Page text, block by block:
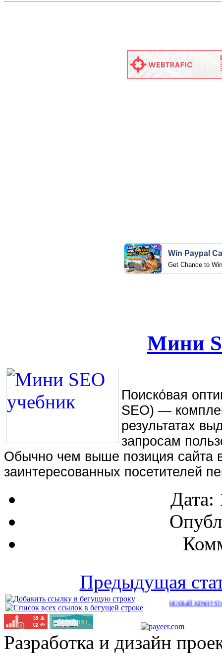
Win Paypal
Get Chance to
Мини
Поиско́вая
SEO) —
результатах
запросам
Обычно чем выше позиция сайта
заинтересованных посетителей
Дата:
Предыдущая
НОВЫЙ КРАН!!!ПОЛНО
Разработка и дизайн